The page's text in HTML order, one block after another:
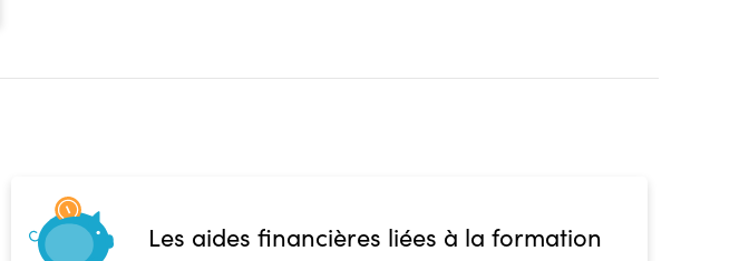
Les aides financières liées à la formation